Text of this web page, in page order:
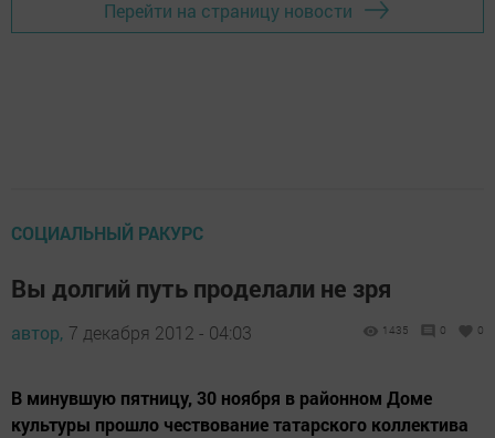
Перейти на страницу новости
СОЦИАЛЬНЫЙ РАКУРС
Вы долгий путь проделали не зря
автор, 7 декабря 2012 - 04:03 1435 0 0
В минувшую пятницу, 30 ноября в районном Доме
культуры прошло чествование татарского коллектива